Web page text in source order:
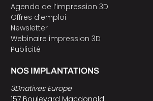
Agenda de l’impression 3D
Offres d’emploi
Newsletter
Webinaire impression 3D
Publicité
NOS IMPLANTATIONS
3Dnatives Europe